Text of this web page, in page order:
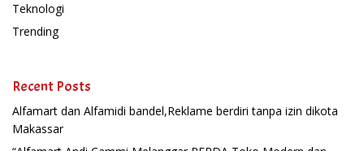
Teknologi
Trending
Recent Posts
Alfamart dan Alfamidi bandel,Reklame berdiri tanpa izin dikota
Makassar